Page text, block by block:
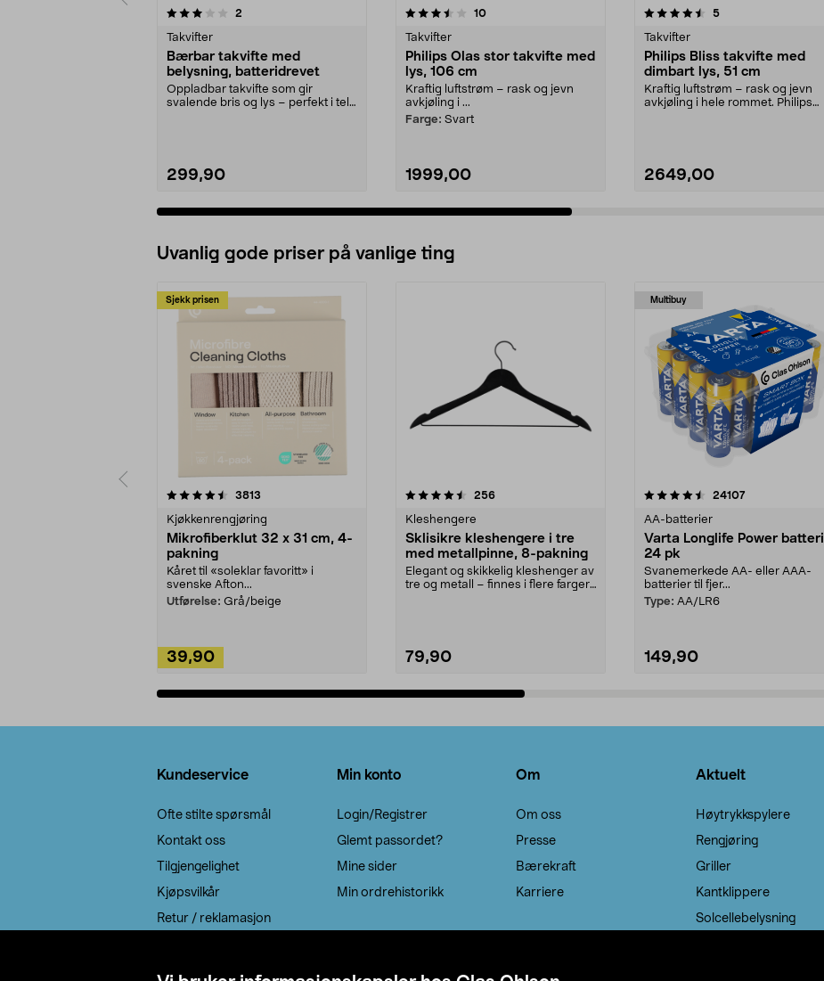
2
Takvifter
Bærbar takvifte med
belysning, batteridrevet
Oppladbar takvifte som gir
svalende bris og lys – perfekt i telt,
299,90
3.5 av 5 stjerner 10anmeldelser
Takvifter
Philips Olas stor takvifte med
lys, 106 cm
Kraftig luftstrøm – rask og jevn
avkjøling i ...
Farge: Svart
1999,00
4.5 av 5 stjerner 5anmeldelser
Takvifter
Philips Bliss takvifte med
dimbart lys, 51 cm
Kraftig luftstrøm – rask og jevn
avkjøling i hele rommet. Philips
2649,00
3.5 av 5 stjerner
Uvanlig gode priser på vanlige ting
Sjekk prisen
3813
Kjøkkenrengjøring
Mikrofiberklut 32 x 31 cm, 4-
pakning
Kåret til «soleklar favoritt» i
svenske Afton...
Utførelse: Grå/beige
39,90
4.5av 5 stjerner 256anmeldelser
Kleshengere
Sklisikre kleshengere i tre
med metallpinne, 8-pakning
Elegant og skikkelig kleshenger av
tre og metall – finnes i flere farger.
79,90
Multibuy
4.5av 5 stjerner 24107anmeldelser
AA-batterier
Varta Longlife Power batteri
24 pk
Svanemerkede AA- eller AAA-
batterier til fjer...
Type: AA/LR6
149,90
4.5av 5 stjerner
Kundeservice
Ofte stilte spørsmål
Kontakt oss
Tilgjengelighet
Kjøpsvilkår
Retur / reklamasjon
Min konto
Login/Registrer
Glemt passordet?
Mine sider
Min ordrehistorikk
Om
Om oss
Presse
Bærekraft
Karriere
Aktuelt
Høytrykkspylere
Rengjøring
Griller
Kantklippere
Solcellebelysning